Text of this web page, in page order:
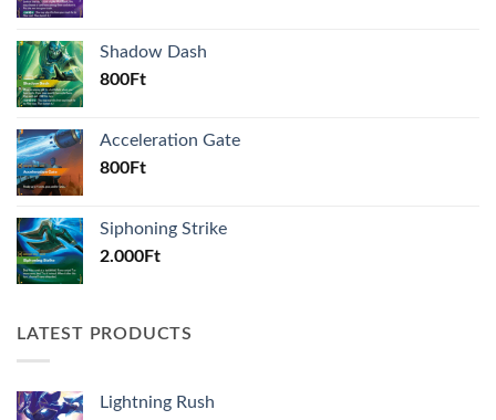
Shadow Dash
800Ft
Acceleration Gate
800Ft
Siphoning Strike
2.000Ft
LATEST PRODUCTS
Lightning Rush